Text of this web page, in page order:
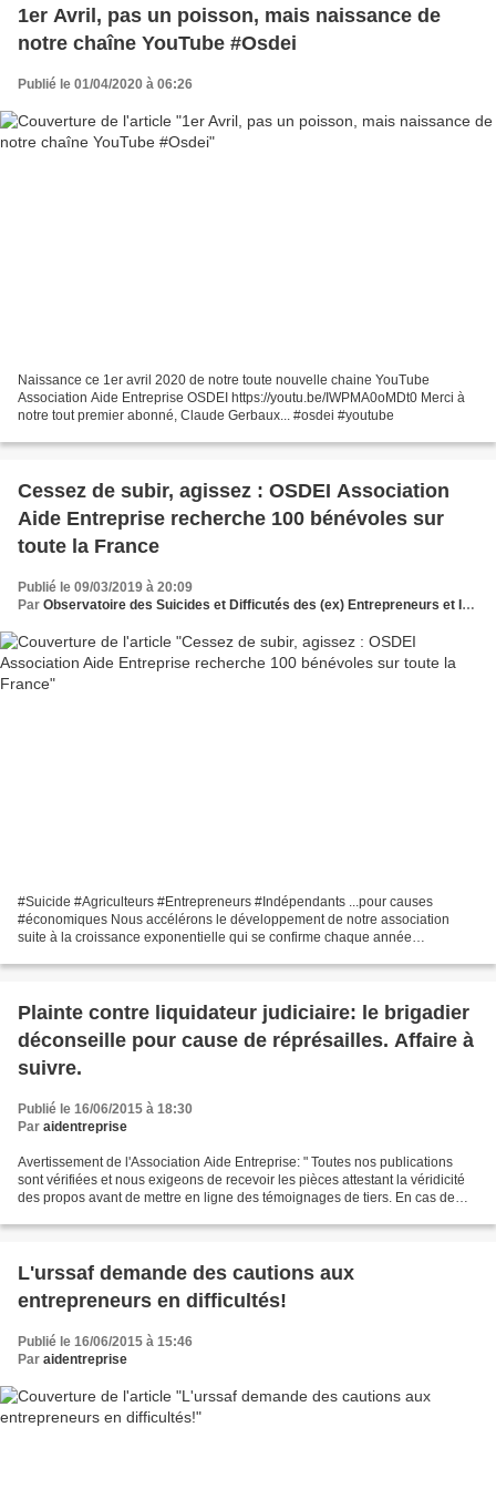
1er Avril, pas un poisson, mais naissance de
notre chaîne YouTube #Osdei
Publié le 01/04/2020 à 06:26
Naissance ce 1er avril 2020 de notre toute nouvelle chaine YouTube
Association Aide Entreprise OSDEI https://youtu.be/IWPMA0oMDt0 Merci à
notre tout premier abonné, Claude Gerbaux... #osdei #youtube
Cessez de subir, agissez : OSDEI Association
Aide Entreprise recherche 100 bénévoles sur
toute la France
Publié le 09/03/2019 à 20:09
Par Observatoire des Suicides et Difficutés des (ex) Entrepreneurs et Indépendants
#Suicide #Agriculteurs #Entrepreneurs #Indépendants ...pour causes
#économiques Nous accélérons le développement de notre association
suite à la croissance exponentielle qui se confirme chaque année
Plainte contre liquidateur judiciaire: le brigadier
déconseille pour cause de réprésailles. Affaire à
suivre.
Publié le 16/06/2015 à 18:30
Par aidentreprise
Avertissement de l'Association Aide Entreprise: " Toutes nos publications
sont vérifiées et nous exigeons de recevoir les pièces attestant la véridicité
des propos avant de mettre en ligne des témoignages de tiers. En cas de
L'urssaf demande des cautions aux
entrepreneurs en difficultés!
Publié le 16/06/2015 à 15:46
Par aidentreprise